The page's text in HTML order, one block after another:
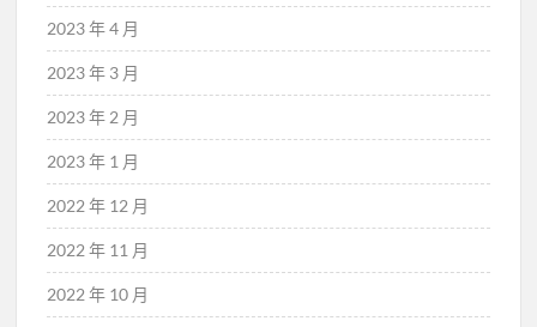
2023 年 4 月
2023 年 3 月
2023 年 2 月
2023 年 1 月
2022 年 12 月
2022 年 11 月
2022 年 10 月